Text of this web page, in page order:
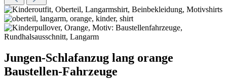
Jungen-Schlafanzug lang orange
Baustellen-Fahrzeuge